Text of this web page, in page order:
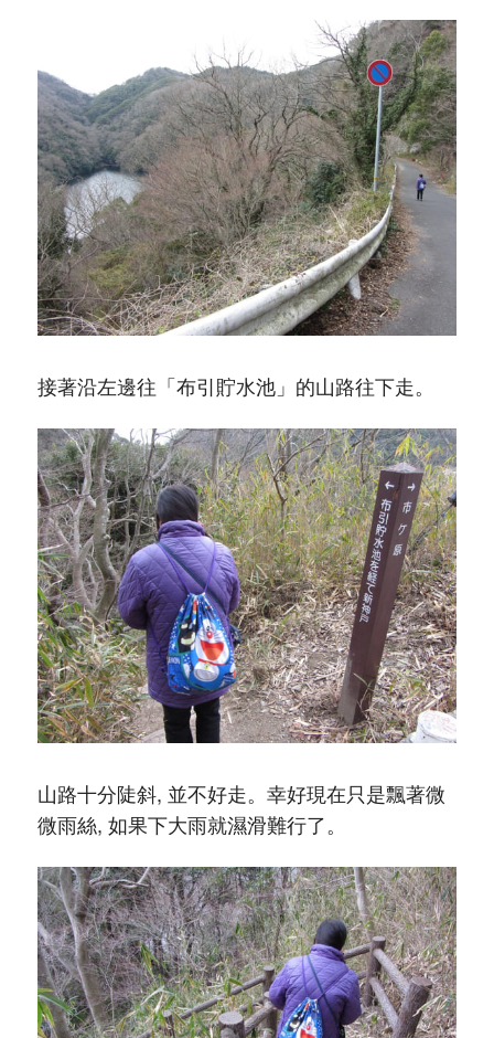
接著沿左邊往「布引貯水池」的山路往下走。
山路十分陡斜, 並不好走。幸好現在只是飄著微
微雨絲, 如果下大雨就濕滑難行了。